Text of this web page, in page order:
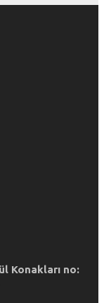
Konakları no: